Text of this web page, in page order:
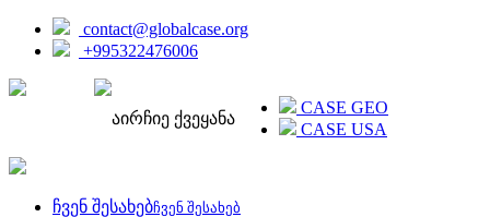
contact@globalcase.org
+995322476006
აირჩიე ქვეყანა
CASE GEO
CASE USA
ჩვენ შესახებჩვენ შესახებ